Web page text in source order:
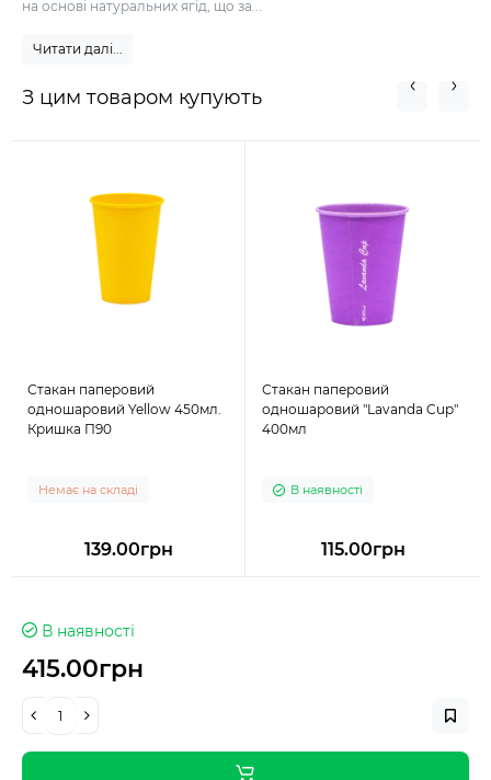
на основі натуральних ягід, що за...
Читати далі...
З цим товаром купують
Стакан паперовий
одношаровий Yellow 450мл.
Кришка П90
Немає на складі
139.00грн
Стакан паперовий
одношаровий "Lavanda Cup"
400мл
В наявності
115.00грн
В наявності
415.00грн